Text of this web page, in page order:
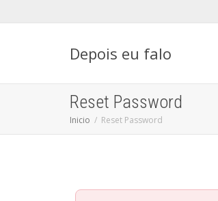
Depois eu falo
Reset Password
Inicio Reset Password